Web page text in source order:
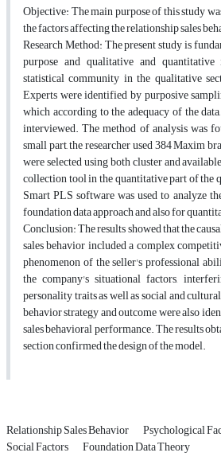
Objective: The main purpose of this study
the factors affecting the relationship sales
Research Method: The present study is
purpose and qualitative and
statistical community in the qualitative
Experts were identified by purposive
which according to the adequacy of the
interviewed. The method of analysis was
small part, the researcher used 384 Maxim
were selected using both cluster and
collection tool in the quantitative part of the
Smart PLS software was used to analyze
foundation data approach and also for
Conclusion: The results showed that the
sales behavior included a complex
phenomenon of the seller's professional
the company's situational factors,
personality traits as well as social and
behavior strategy and outcome were also
sales behavioral performance. The results
section confirmed the design of the model.
Relationship Sales Behavior Psychological
Social Factors Foundation Data Theory